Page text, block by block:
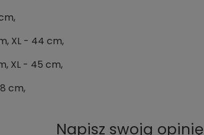
XL - 44 cm,
XL - 45 cm,
cm,
Napisz swoją opinię